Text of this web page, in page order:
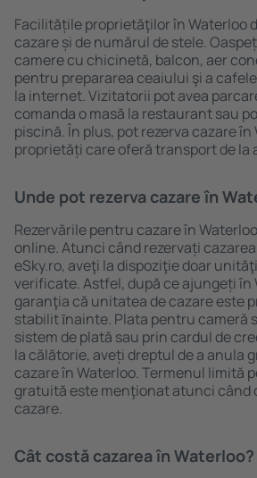
Facilitățile proprietăţilor în Waterloo
cazare și de numărul de stele.
camere cu chicinetă, balcon, aer
pentru prepararea ceaiului şi a
la internet. Vizitatorii pot avea
comanda o masă la restaurant sau
piscină. În plus, pot rezerva cazare în
proprietăți care oferă transport de la
Unde pot rezerva cazare în
Rezervările pentru cazare în
online. Atunci când rezervați
eSky.ro, aveţi la dispoziţie doar
verificate. Astfel, după ce ajungeți în
garanţia că unitatea de cazare este
stabilit ȋnainte. Plata pentru cameră
sistem de plată sau prin cardul de
la călătorie, aveți dreptul de a anula
cazare în Waterloo. Termenul limită
gratuită este menţionat atunci când
cazare.
Cât costă cazarea în Waterloo?